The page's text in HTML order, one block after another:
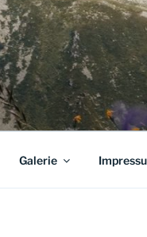
Galerie